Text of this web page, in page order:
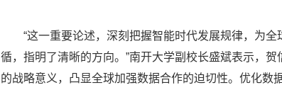
“这一重要论述，深刻把握智能时代发展规律，为
循，指明了清晰的方向。”南开大学副校长盛斌表示，
的战略意义，凸显全球加强数据合作的迫切性。优化数